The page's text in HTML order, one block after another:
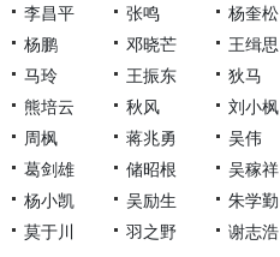
李昌平
张鸣 杨奎松
杨鹏
邓晓芒 王缉思
马玲
王振东 狄马
熊培云
秋风 刘小枫
周枫
蒋兆勇 吴伟
葛剑雄
储昭根 吴稼祥
杨小凯
吴励生 朱学勤
莫于川
羽之野 谢志浩